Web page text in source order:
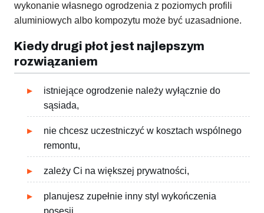
wykonanie własnego ogrodzenia z poziomych profili
aluminiowych albo kompozytu może być uzasadnione.
Kiedy drugi płot jest najlepszym
rozwiązaniem
istniejące ogrodzenie należy wyłącznie do
sąsiada,
nie chcesz uczestniczyć w kosztach wspólnego
remontu,
zależy Ci na większej prywatności,
planujesz zupełnie inny styl wykończenia